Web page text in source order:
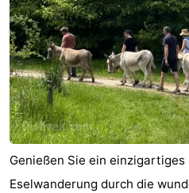
Medizin
Adressen
Region
Zeeland
Schouwen-
Duiveland
-
Genießen Sie ein
Eselwanderung durch die